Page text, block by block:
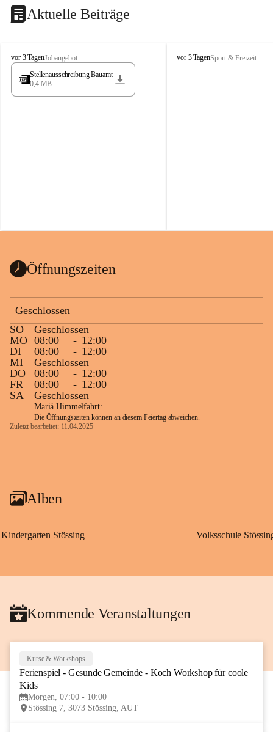
Aktuelle Beiträge
S
t
s
vor 3 TagenJobangebot
Stellenausschreibung Bauamt
0,4 MB
S
vor 3 TagenSport & Freizeit
Öffnungszeiten
Geschlossen
SO
Geschlossen
MO 08:00 - 12:00
DI
08:00 - 12:00
MI
Geschlossen
DO
08:00 - 12:00
FR
08:00 - 12:00
SA
Geschlossen
Mariä Himmelfahrt:
Die Öffnungszeiten können an diesem Feiertag abweichen.
Zuletzt bearbeitet: 11.04.2025
Alben
Kindergarten Stössing Volksschule
Kommende Veranstaltungen
AUG
Kurse & Workshops
Ferienspiel - Gesunde Gemeinde - Koch Workshop für coole
Kids
Morgen, 07:00 - 10:00
Stössing 7, 3073 Stössing, AUT